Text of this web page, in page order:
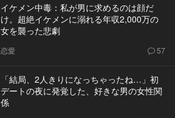
イケメン中毒：私が男に求めるのは顔だ
け。超絶イケメンに溺れる年収2,000万の
女を襲った悲劇
恋愛 57
「結局、2人きりになっちゃったね…」初
デートの夜に発覚した、好きな男の女性関
係